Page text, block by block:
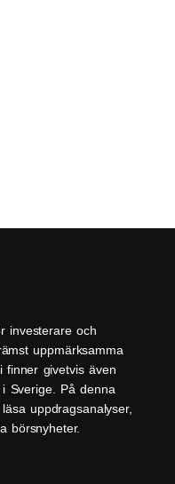
investerare och
uppmärksamma
finner givetvis även
Sverige. På denna
uppdragsanalyser,
börsnyheter.